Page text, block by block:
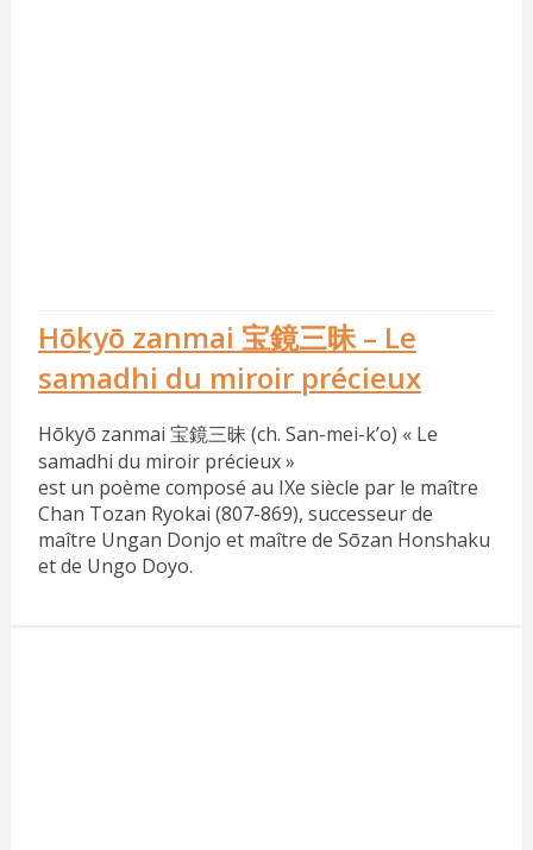
Hōkyō zanmai 宝鏡三昧 – Le
samadhi du miroir précieux
Hōkyō zanmai 宝鏡三昧 (ch. San-mei-k’o) « Le
samadhi du miroir précieux »
est un poème composé au IXe siècle par le maître
Chan Tozan Ryokai (807-869), successeur de
maître Ungan Donjo et maître de Sōzan Honshaku
et de Ungo Doyo.